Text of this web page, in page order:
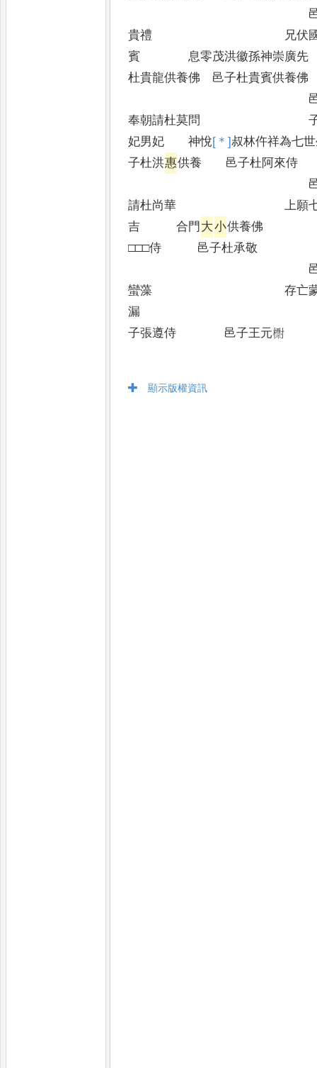
邑子陽翟郡
貴禮 兄伏國弟阿
賓 息零茂洪徽孫神
杜貴龍供養佛 邑子杜貴賓供養佛
邑
奉朝請杜莫問 子寬女
妃男妃 神悅[＊]叔林仵祥為七
子杜洪惠供養 邑子杜阿來侍
邑子宣威將
請杜尚華 上願七世
吉 合門 大小供養
□□□侍 邑子杜承敬
邑子杜長文
蠻藻 存亡蒙福
漏
子張遵侍 邑子王元㯹
顯示版權資訊